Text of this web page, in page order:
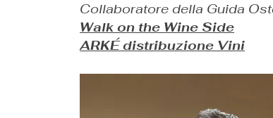
Collaboratore della Guida
Walk on the Wine Side
ARKÉ distribuzione Vini